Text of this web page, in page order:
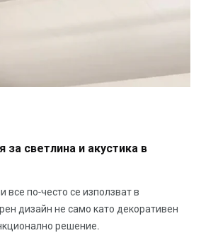
светлина и акустика в
все по-често се използват в
дизайн не само като декоративен
решение.